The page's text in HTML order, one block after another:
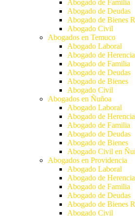
Abogado de Familia
Abogado de Deudas
Abogado de Bienes
Abogado Civil
Abogados en Temuco
Abogado Laboral
Abogado de
Abogado de Familia
Abogado de Deudas
Abogado de Bienes
Abogado Civil
Abogados en Ñuñoa
Abogado Laboral
Abogado de
Abogado de Familia
Abogado de Deudas
Abogado de Bienes
Abogado Civil en
Abogados en Providencia
Abogado Laboral
Abogado de
Abogado de Familia
Abogado de Deudas
Abogado de Bienes
Abogado Civil